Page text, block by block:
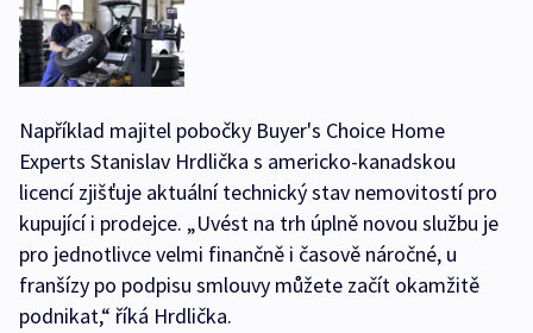
Například majitel pobočky Buyer's Choice Home
Experts Stanislav Hrdlička s americko-kanadskou
licencí zjišťuje aktuální technický stav nemovitostí pro
kupující i prodejce. „Uvést na trh úplně novou službu je
pro jednotlivce velmi finančně i časově náročné, u
franšízy po podpisu smlouvy můžete začít okamžitě
podnikat,“ říká Hrdlička.